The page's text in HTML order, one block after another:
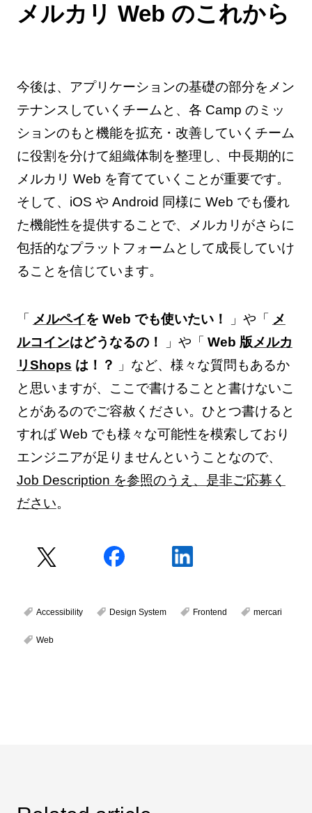
メルカリ Web のこれから
今後は、アプリケーションの基礎の部分をメン
テナンスしていくチームと、各 Camp のミッ
ションのもと機能を拡充・改善していくチーム
に役割を分けて組織体制を整理し、中長期的に
メルカリ Web を育てていくことが重要です。
そして、iOS や Android 同様に Web でも優れ
た機能性を提供することで、メルカリがさらに
包括的なプラットフォームとして成長していけ
ることを信じています。
「 メルペイを Web でも使いたい！ 」や「 メ
ルコインはどうなるの！ 」や「 Web 版メルカ
リShops は！？
」など、様々な質問もあるか
と思いますが、ここで書けることと書けないこ
とがあるのでご容赦ください。ひとつ書けると
すれば Web でも様々な可能性を模索しており
エンジニアが足りませんということなので、
Job Description を参照のうえ、是非ご応募く
ださい。
Accessibility Design System Frontend mercari
Web